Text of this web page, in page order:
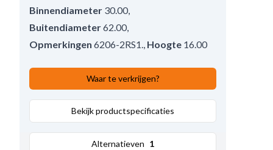
Binnendiameter 30.00,
Buitendiameter62.00,
Opmerkingen 6206-2RS1., Hoogte 16.00
Waar te verkrijgen?
Bekijk productspecificaties
Alternatieven 1